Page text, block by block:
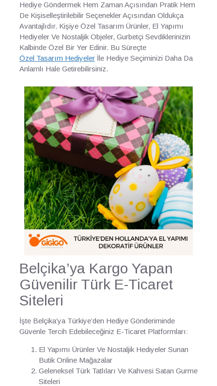
Hediye Göndermek Hem Zaman Açısından Pratik Hem
De Kişiselleştirilebilir Seçenekler Açısından Oldukça
Avantajlıdır. Kişiye Özel Tasarım Ürünler, El Yapımı
Hediyeler Ve Nostaljik Objeler, Gurbetçi Sevdiklerinizin
Kalbinde Özel Bir Yer Edinir. Bu Süreçte
Özel Tasarım Hediyeler İle Hediye Seçiminizi Daha Da
Anlamlı Hale Getirebilirsiniz.
Belçika’ya Kargo Yapan
Güvenilir Türk E-Ticaret
Siteleri
İşte Belçika’ya Türkiye’den Hediye Gönderiminde
Güvenle Tercih Edebileceğiniz E-Ticaret Platformları:
El Yapımı Ürünler Ve Nostaljik Hediyeler Sunan
Butik Online Mağazalar
Geleneksel Türk Tatlıları Ve Kahvesi Satan Gurme
Siteleri